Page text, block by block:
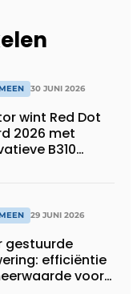
30 JUNI 2026
wint Red Dot
2026 met
B310
29 JUNI 2026
gestuurde
efficiëntie
voor